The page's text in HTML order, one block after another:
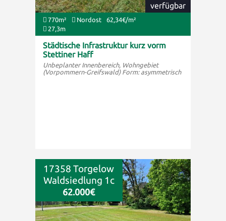
verfügbar
770m² Nordost
62,34€/m²
27,3m
Städtische Infrastruktur kurz vorm
Stettiner Haff
Unbeplanter Innenbereich, Wohngebiet
(Vorpommern-Greifswald) Form: asymmetrisch
17358 Torgelow
Waldsiedlung 1c
62.000€